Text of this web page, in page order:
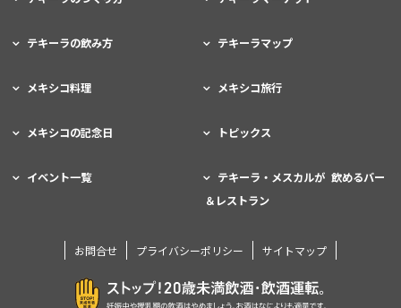
テキーラの飲み方 テキーラマップ
メキシコ料理 メキシコ旅行
メキシコの記念日 トピックス
イベント一覧
テキーラ・メスカルが 飲めるバー
＆レストラン
お問合せ プライバシーポリシー サイトマップ